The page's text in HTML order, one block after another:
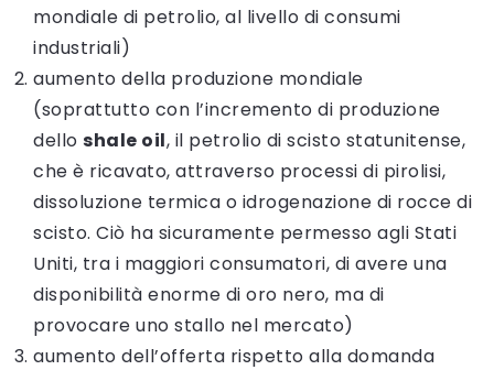
mondiale di petrolio, al livello di consumi
industriali)
aumento della produzione mondiale
(soprattutto con l’incremento di produzione
dello shale oil, il petrolio di scisto statunitense,
che è ricavato, attraverso processi di pirolisi,
dissoluzione termica o idrogenazione di rocce di
scisto. Ciò ha sicuramente permesso agli Stati
Uniti, tra i maggiori consumatori, di avere una
disponibilità enorme di oro nero, ma di
provocare uno stallo nel mercato)
aumento dell’offerta rispetto alla domanda